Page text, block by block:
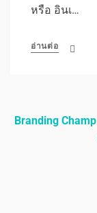
หรือ อินเ…
อ่านต่อ
Branding Champ